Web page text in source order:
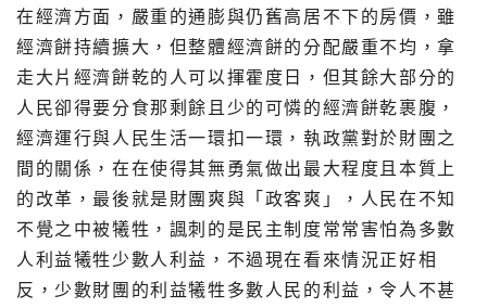
在經濟方面，嚴重的通膨與仍舊高居不下的房價， 雖
經濟餅持續擴大，但整體經濟餅的分配嚴重不均，拿
走大片經濟餅乾的人可以揮霍度日， 但其餘大部分的
人民卻得要分食那剩餘且少的可憐的經濟餅乾裹腹，
經濟運行與人民生活一環扣一環，執政黨對於財團之
間的關係， 在在使得其無勇氣做出最大程度且本質上
的改革， 最後就是財團爽與「政客爽」，人民在不知
不覺之中被犧牲， 諷刺的是民主制度常常害怕為多數
人利益犧牲少數人利益， 不過現在看來情況正好相
反，少數財團的利益犧牲多數人民的利益， 令人不甚